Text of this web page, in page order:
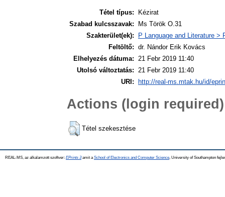
Tétel típus:
Kézirat
Szabad kulcsszavak:
Ms Török O.31
Szakterület(ek):
P Language and Literature >
Feltöltő: dr. Nándor Erik Kovács
Elhelyezés dátuma: 21 Febr 2019 11:40
Utolsó változtatás: 21 Febr 2019 11:40
URI:
http://real-ms.mtak.hu/id/
Actions (login required)
Tétel szekesztése
REAL-MS, az alkalamzott szoftver: EPrints 3amit a School of Electronics and Computer Science , University of Southampton